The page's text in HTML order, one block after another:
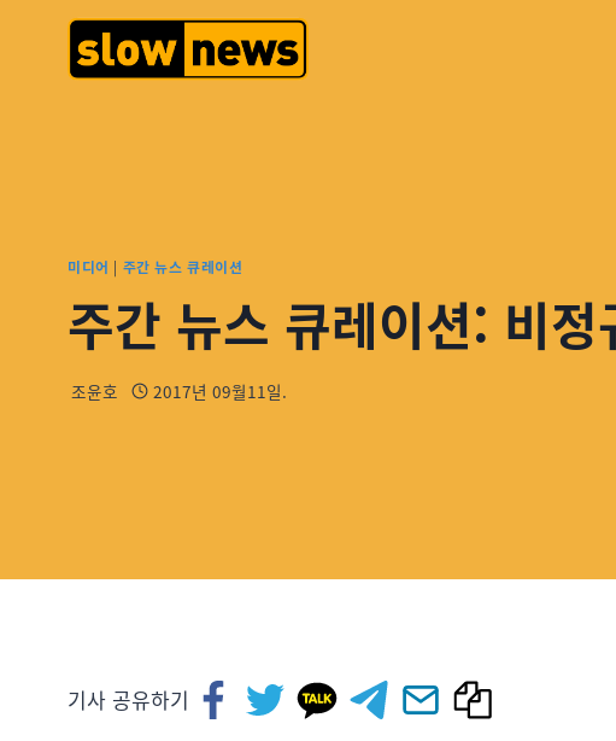
미디어 | 주간 뉴스 큐레이션
주간 뉴스 큐레이션: 비
조윤호 2017년 09월11일.
기사 공유하기